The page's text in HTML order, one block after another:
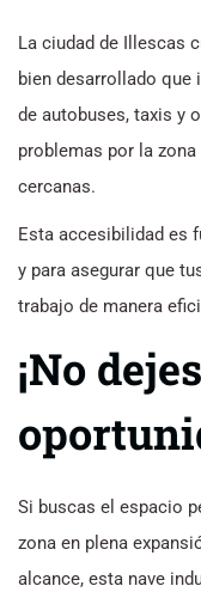
La ciudad de Illescas
bien desarrollado que
de autobuses, taxis y
problemas por la
cercanas.
Esta accesibilidad es
y para asegurar que
trabajo de manera
¡No
Si buscas el espacio
zona en plena
alcance, esta nave